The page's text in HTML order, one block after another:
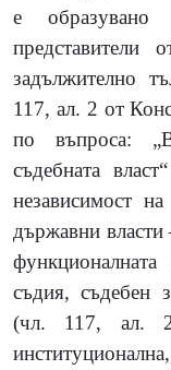
е
представители
задължително
117, ал. 2 от
по въпроса: „
съдебната
независимост
държавни власти
съдия, съдебен
(чл. 117, ал.